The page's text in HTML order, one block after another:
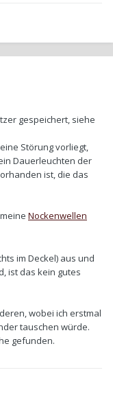
gespeichert, siehe
Störung vorliegt,
Dauerleuchten der
ist, die das
Nockenwellen
im Deckel) aus und
ist das kein gutes
wobei ich erstmal
tauschen würde.
gefunden.